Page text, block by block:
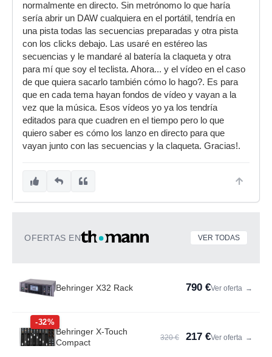
normalmente en directo. Sin metrónomo lo que haría
sería abrir un DAW cualquiera en el portátil, tendría en
una pista todas las secuencias preparadas y otra pista
con los clicks debajo. Las usaré en estéreo las
secuencias y le mandaré al batería la claqueta y otra
para mí que soy el teclista. Ahora... y el vídeo en el caso
de que quiera sacarlo también cómo lo hago?. Es para
que en cada tema hayan fondos de vídeo y vayan a la
vez que la música. Esos vídeos yo ya los tendría
editados para que cuadren en el tiempo pero lo que
quiero saber es cómo los lanzo en directo para que
vayan junto con las secuencias y la claqueta. Gracias!.
OFERTAS EN VER TODAS
Behringer X32 Rack 790 €Ver oferta →
-32%
Behringer X-Touch
Compact
320 € 217 €Ver oferta →